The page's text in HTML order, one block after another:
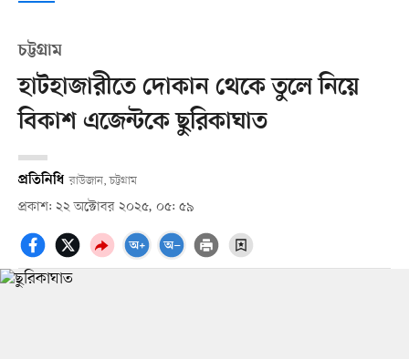
চট্টগ্রাম
হাটহাজারীতে দোকান থেকে তুলে নিয়ে
বিকাশ এজেন্টকে ছুরিকাঘাত
প্রতিনিধি রাউজান, চট্টগ্রাম
প্রকাশ: ২২ অক্টোবর ২০২৫, ০৫: ৫৯